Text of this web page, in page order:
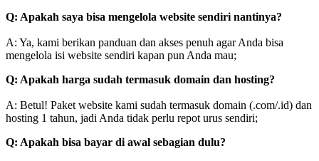
Q: Apakah saya bisa mengelola website sendiri nantinya?
A: Ya, kami berikan panduan dan akses penuh agar Anda bisa
mengelola isi website sendiri kapan pun Anda mau;
Q: Apakah harga sudah termasuk domain dan hosting?
A: Betul! Paket website kami sudah termasuk domain (.com/.id) dan
hosting 1 tahun, jadi Anda tidak perlu repot urus sendiri;
Q: Apakah bisa bayar di awal sebagian dulu?